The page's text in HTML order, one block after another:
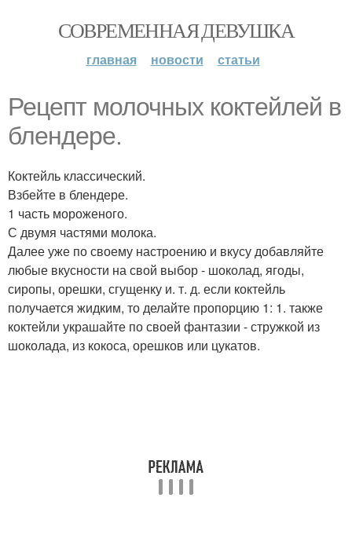
СОВРЕМЕННАЯ ДЕВУШКА
главная новости статьи
Рецепт молочных коктейлей в
блендере.
Коктейль классический.
Взбейте в блендере.
1 часть мороженого.
С двумя частями молока.
Далее уже по своему настроению и вкусу добавляйте
любые вкусности на свой выбор - шоколад, ягоды,
сиропы, орешки, сгущенку и. т. д. если коктейль
получается жидким, то делайте пропорцию 1: 1. также
коктейли украшайте по своей фантазии - стружкой из
шоколада, из кокоса, орешков или цукатов.